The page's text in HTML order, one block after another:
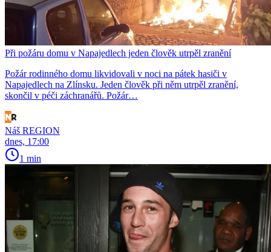
Při požáru domu v Napajedlech jeden člověk utrpěl zranění
Požár rodinného domu likvidovali v noci na pátek hasiči v
Napajedlech na Zlínsku. Jeden člověk při něm utrpěl zranění,
skončil v péči záchranářů. Požár…
Náš REGION
dnes, 17:00
1 min